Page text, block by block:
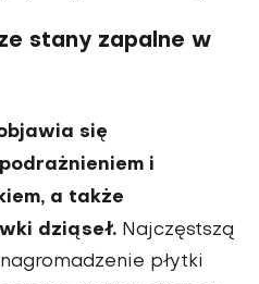
stany zapalne w
się
i
a także
dziąseł. Najczęstszą
płytki